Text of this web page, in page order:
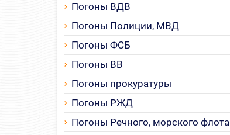
Погоны ВДВ
Погоны Полиции, МВД
Погоны ФСБ
Погоны ВВ
Погоны прокуратуры
Погоны РЖД
Погоны Речного, морского флота